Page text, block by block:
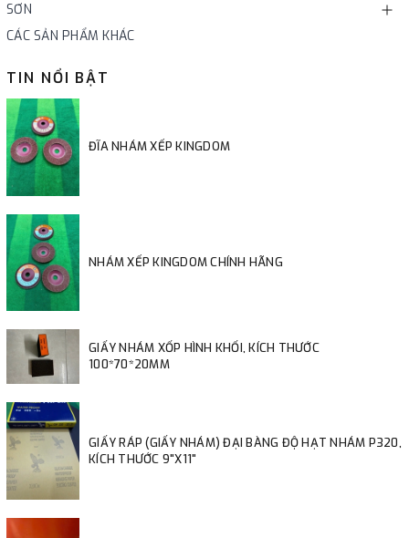
SƠN
CÁC SẢN PHẨM KHÁC
TIN NỔI BẬT
ĐĨA NHÁM XẾP KINGDOM
NHÁM XẾP KINGDOM CHÍNH HÃNG
GIẤY NHÁM XỐP HÌNH KHỐI, KÍCH THƯỚC
100*70*20MM
GIẤY RÁP (GIẤY NHÁM) ĐẠI BÀNG ĐỘ HẠT NHÁM P320,
KÍCH THƯỚC 9"X11"